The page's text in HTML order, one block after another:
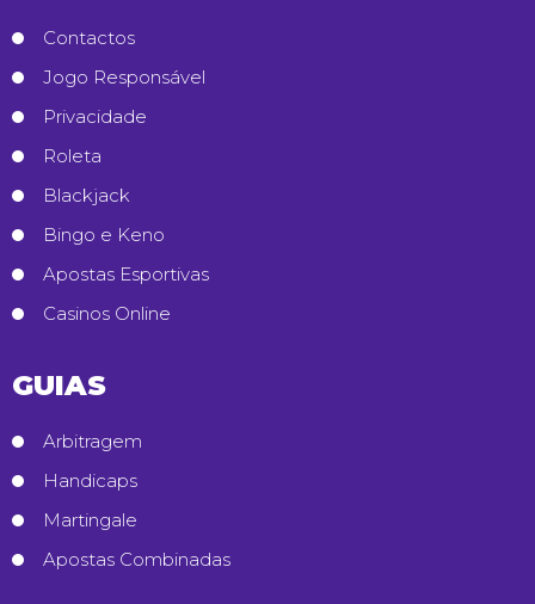
Contactos
Jogo Responsável
Privacidade
Roleta
Blackjack
Bingo e Keno
Apostas Esportivas
Casinos Online
GUIAS
Arbitragem
Handicaps
Martingale
Apostas Combinadas